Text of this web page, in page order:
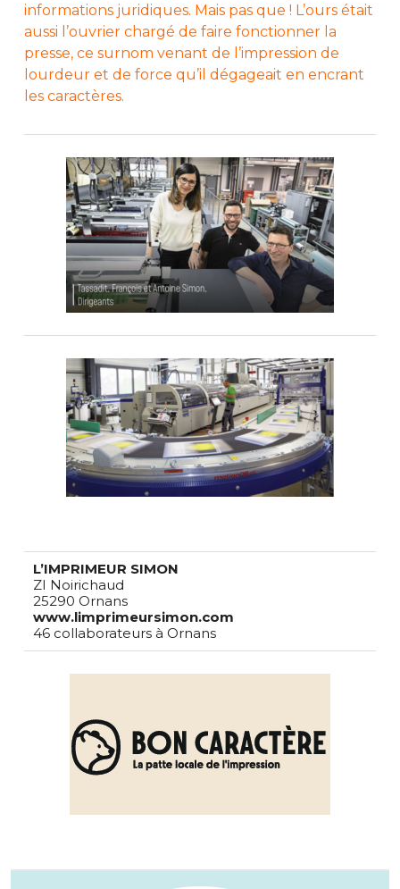
informations juridiques. Mais pas que ! L’ours était
aussi l’ouvrier chargé de faire fonctionner la
presse, ce surnom venant de l’impression de
lourdeur et de force qu’il dégageait en encrant
les caractères.
L’IMPRIMEUR SIMON
ZI Noirichaud
25290 Ornans
www.limprimeursimon.com
46 collaborateurs à Ornans